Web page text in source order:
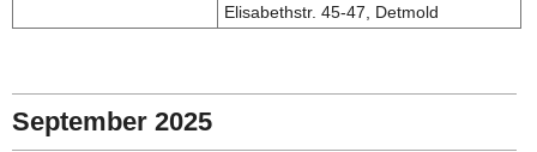
Elisabethstr. 45-47, Detmold
September 2025